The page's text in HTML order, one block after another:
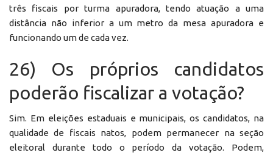
três fiscais por turma apuradora, tendo atuação a uma
distância não inferior a um metro da mesa apuradora e
funcionando um de cada vez.
26) Os próprios candidatos
poderão fiscalizar a votação?
Sim. Em eleições estaduais e municipais, os candidatos, na
qualidade de fiscais natos, podem permanecer na seção
eleitoral durante todo o período da votação. Podem,